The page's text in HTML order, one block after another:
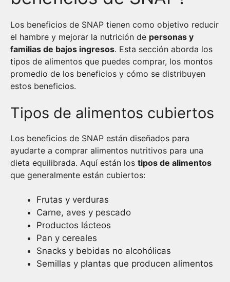
Los beneficios de SNAP tienen como objetivo reducir
el hambre y mejorar la nutrición de personas y
familias de bajos ingresos. Esta sección aborda los
tipos de alimentos que puedes comprar, los montos
promedio de los beneficios y cómo se distribuyen
estos beneficios.
Tipos de alimentos cubiertos
Los beneficios de SNAP están diseñados para
ayudarte a comprar alimentos nutritivos para una
dieta equilibrada. Aquí están los tipos de alimentos
que generalmente están cubiertos:
Frutas y verduras
Carne, aves y pescado
Productos lácteos
Pan y cereales
Snacks y bebidas no alcohólicas
Semillas y plantas que producen alimentos